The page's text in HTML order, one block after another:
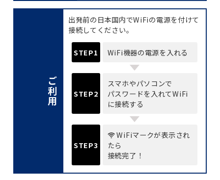
ご利用
出発前の日本国内でWiFiの電源を付けて
接続してください。
STEP1 WiFi機器の電源を入れる
STEP2
スマホやパソコンで
パスワードを入れてWiFi
に接続する
STEP3
WiFiマークが表示され
たら
接続完了！